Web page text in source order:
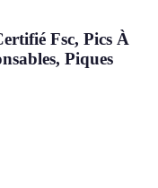
Fsc, Pics À
Piques